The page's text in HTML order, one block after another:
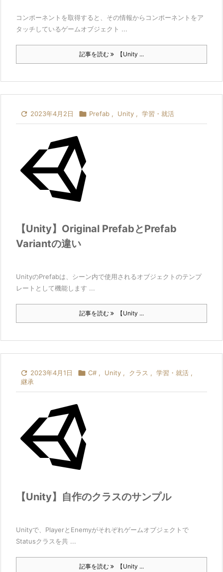
コンポーネントを取得すると、その情報からコンポーネントをア
タッチしているゲームオブジェクト ...
記事を読む 【Unity ...
 2023年4月2日  Prefab , Unity , 学習・就活
【Unity】Original PrefabとPrefab
Variantの違い
UnityのPrefabは、シーン内で使用されるオブジェクトのテンプ
レートとして機能します ...
記事を読む 【Unity ...
 2023年4月1日  C# , Unity , クラス , 学習・就活 ,
継承
【Unity】自作のクラスのサンプル
Unityで、PlayerとEnemyがそれぞれゲームオブジェクトで
Statusクラスを共 ...
記事を読む 【Unity ...